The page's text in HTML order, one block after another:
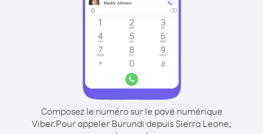
Composez le numéro sur le pavé numérique
Viber.Pour appeler Burundi depuis Sierra Leone,